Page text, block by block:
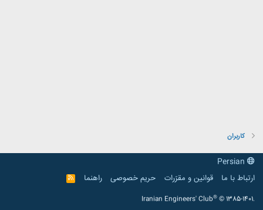
کاربران
ارتباط با ما
قوانین و مقرّرات حریم خصوصی راهنما
R
S
Iranian Engineers' Club® © 1385-1401.